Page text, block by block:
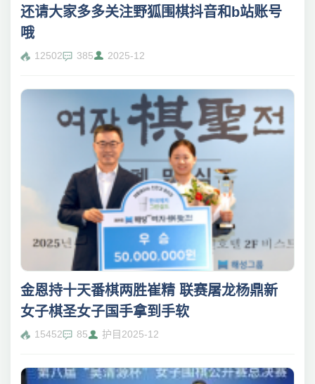
还请大家多多关注野狐围棋抖音和b站账号
哦
12502 385 2025-12
金恩持十天番棋两胜崔精 联赛屠龙杨鼎新
女子棋圣女子国手拿到手软
15452 85 护目 2025-12